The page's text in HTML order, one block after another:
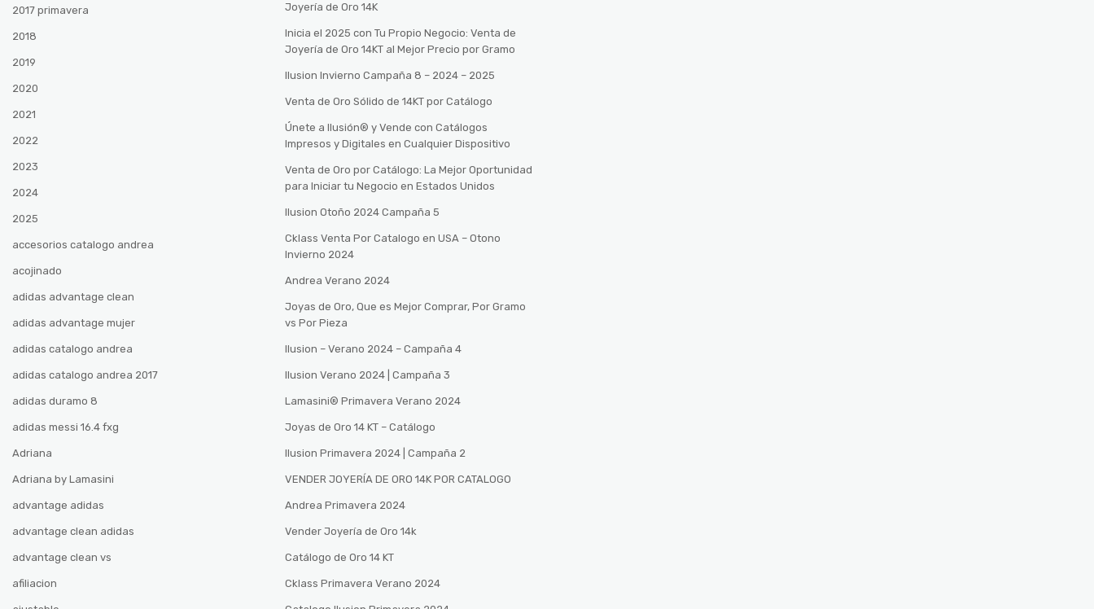
2017 primavera
2018
2019
2020
2021
2022
2023
2024
2025
accesorios catalogo andrea
acojinado
adidas advantage clean
adidas advantage mujer
adidas catalogo andrea
adidas catalogo andrea 2017
adidas duramo 8
adidas messi 16.4 fxg
Adriana
Adriana by Lamasini
advantage adidas
advantage clean adidas
advantage clean vs
afiliacion
Joyería de Oro 14K
Inicia el 2025 con Tu Propio Negocio: Venta de
Joyería de Oro 14KT al Mejor Precio por Gramo
Ilusion Invierno Campaña 8 – 2024 – 2025
Venta de Oro Sólido de 14KT por Catálogo
Únete a Ilusión® y Vende con Catálogos
Impresos y Digitales en Cualquier Dispositivo
Venta de Oro por Catálogo: La Mejor Oportunidad
para Iniciar tu Negocio en Estados Unidos
Ilusion Otoño 2024 Campaña 5
Cklass Venta Por Catalogo en USA – Otono
Invierno 2024
Andrea Verano 2024
Joyas de Oro, Que es Mejor Comprar, Por Gramo
vs Por Pieza
Ilusion – Verano 2024 – Campaña 4
Ilusion Verano 2024 | Campaña 3
Lamasini®️ Primavera Verano 2024
Joyas de Oro 14 KT – Catálogo
Ilusion Primavera 2024 | Campaña 2
VENDER JOYERÍA DE ORO 14K POR CATALOGO
Andrea Primavera 2024
Vender Joyería de Oro 14k
Catálogo de Oro 14 KT
Cklass Primavera Verano 2024